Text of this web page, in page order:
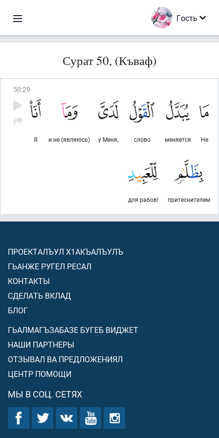
Гость
Сурат 50, (Къваф)
50:29
Не
меняется
слово
у Меня,
и не (являюсь)
Я
притеснителем
для рабов!
ПРОЕКТАЛЪУЛ Х1АКЪАЛЪУЛЪ
ГЬАНЖЕ РУГЕЛ РЕСАЛ
КОНТАКТЫ
СДЕЛАТЬ ВКЛАД
БЛОГ
ГЬАЛМАГЪЗАБАЗЕ БУГЕБ ВИДЖЕТ
НАШИ ПАРТНЕРЫ
ОТЗЫВАЛ ВА ПРЕДЛОЖЕНИЯЛ
ЦЕНТР ПОМОЩИ
МЫ В СОЦ. СЕТЯХ